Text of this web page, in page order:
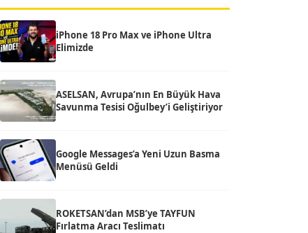
iPhone 18 Pro Max ve iPhone Ultra
Elimizde
ASELSAN, Avrupa’nın En Büyük Hava
Savunma Tesisi Oğulbey’i Geliştiriyor
Google Messages’a Yeni Uzun Basma
Menüsü Geldi
ROKETSAN’dan MSB’ye TAYFUN
Fırlatma Aracı Teslimatı